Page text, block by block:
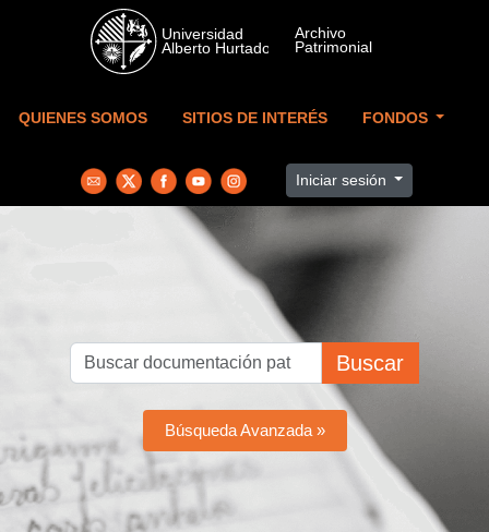
Skip to main content
QUIENES SOMOS SITIOS DE INTERÉS FONDOS
Iniciar sesión
Buscar
Búsqueda Avanzada »